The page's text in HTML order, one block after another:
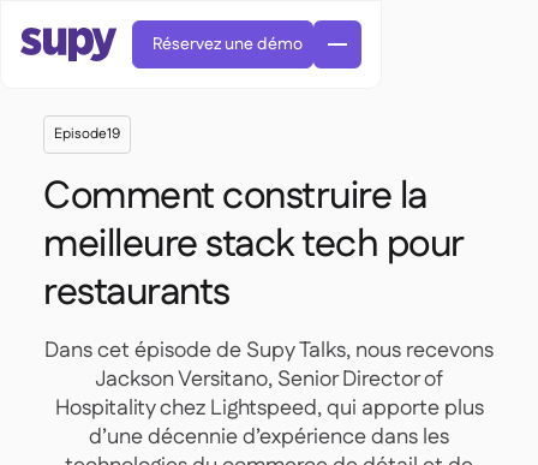
 Commandes et achats
 Cuisine centrale
Supy Connect
 Autorisations et limites
Factures et demandes d'avoir IA
 Gastronomique
Restauration rapide
 Restaurants et brasseries
Bars et Cafés
Blog
Fiches pratiques et webinaires
À propos
EN
AR
FR
DE
Réservez une démo
Episode19
Comment construire la
meilleure stack tech pour
restaurants
Dans cet épisode de Supy Talks, nous recevons
Jackson Versitano, Senior Director of
Hospitality chez Lightspeed, qui apporte plus
d’une décennie d’expérience dans les